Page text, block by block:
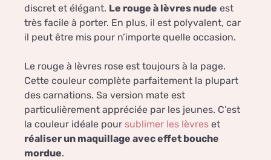
discret et élégant. Le rouge à lèvres nude est
très facile à porter. En plus, il est polyvalent, car
il peut être mis pour n’importe quelle occasion.
Le rouge à lèvres rose est toujours à la page.
Cette couleur complète parfaitement la plupart
des carnations. Sa version mate est
particulièrement appréciée par les jeunes. C’est
la couleur idéale pour sublimer les lèvres et
réaliser un maquillage avec effet bouche
mordue.